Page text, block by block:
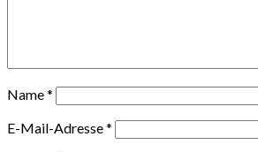
Name*
E-Mail-Adresse*